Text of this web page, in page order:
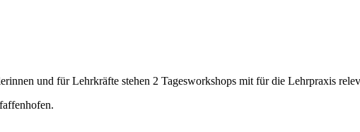
und für Lehrkräfte stehen 2 Tagesworkshops mit für die Lehrpraxis